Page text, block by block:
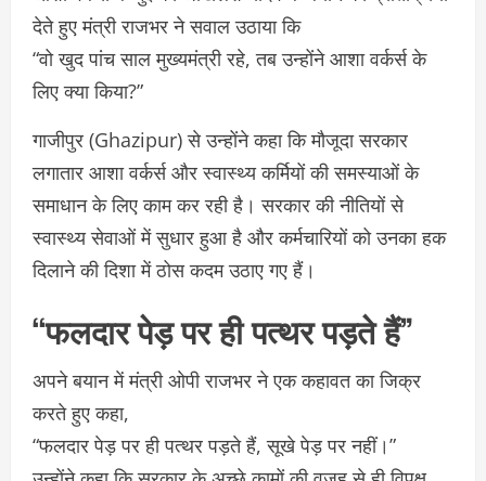
देते हुए मंत्री राजभर ने सवाल उठाया कि
“वो खुद पांच साल मुख्यमंत्री रहे, तब उन्होंने आशा वर्कर्स के
लिए क्या किया?”
गाजीपुर (Ghazipur) से उन्होंने कहा कि मौजूदा सरकार
लगातार आशा वर्कर्स और स्वास्थ्य कर्मियों की समस्याओं के
समाधान के लिए काम कर रही है। सरकार की नीतियों से
स्वास्थ्य सेवाओं में सुधार हुआ है और कर्मचारियों को उनका हक
दिलाने की दिशा में ठोस कदम उठाए गए हैं।
“फलदार पेड़ पर ही पत्थर पड़ते हैं”
अपने बयान में मंत्री ओपी राजभर ने एक कहावत का जिक्र
करते हुए कहा,
“फलदार पेड़ पर ही पत्थर पड़ते हैं, सूखे पेड़ पर नहीं।”